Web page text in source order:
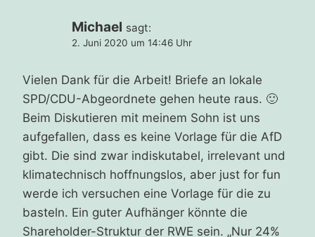
Michael sagt:
2. Juni 2020 um 14:46 Uhr
Vielen Dank für die Arbeit! Briefe an lokale
SPD/CDU-Abgeordnete gehen heute raus. 🙂
Beim Diskutieren mit meinem Sohn ist uns
aufgefallen, dass es keine Vorlage für die AfD
gibt. Die sind zwar indiskutabel, irrelevant und
klimatechnisch hoffnungslos, aber just for fun
werde ich versuchen eine Vorlage für die zu
basteln. Ein guter Aufhänger könnte die
Shareholder-Struktur der RWE sein. „Nur 24%